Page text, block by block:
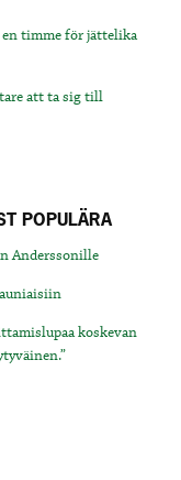
timme för jättelika
att ta sig till
POPULÄRA
Anderssonille
koskevan